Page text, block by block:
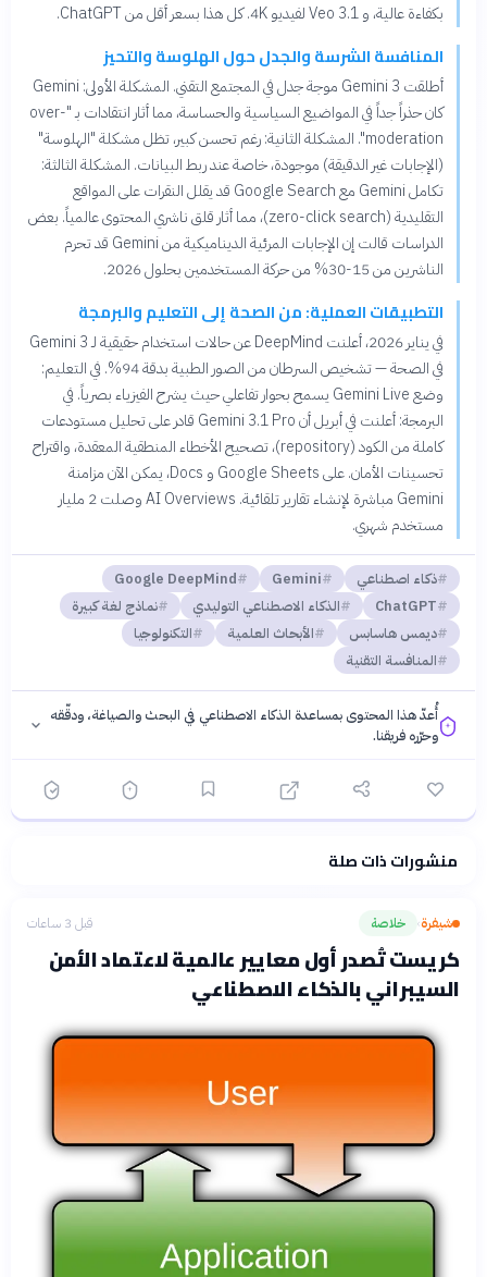
بكفاءة عالية، و Veo 3.1 لفيديو 4K. كل هذا بسعر أقل من ChatGPT.
المنافسة الشرسة والجدل حول الهلوسة والتحيز
أطلقت Gemini 3 موجة جدل في المجتمع التقني. المشكلة الأولى: Gemini
كان حذراً جداً في المواضيع السياسية والحساسة، مما أثار انتقادات بـ "over-
moderation". المشكلة الثانية: رغم تحسن كبير، تظل مشكلة "الهلوسة"
(الإجابات غير الدقيقة) موجودة، خاصة عند ربط البيانات. المشكلة الثالثة:
تكامل Gemini مع Google Search قد يقلل النقرات على المواقع
التقليدية (zero-click search)، مما أثار قلق ناشري المحتوى عالمياً. بعض
الدراسات قالت إن الإجابات المرئية الديناميكية من Gemini قد تحرم
الناشرين من 15-30% من حركة المستخدمين بحلول 2026.
التطبيقات العملية: من الصحة إلى التعليم والبرمجة
في يناير 2026، أعلنت DeepMind عن حالات استخدام حقيقية لـ Gemini 3
في الصحة — تشخيص السرطان من الصور الطبية بدقة 94%. في التعليم:
وضع Gemini Live يسمح بحوار تفاعلي حيث يشرح الفيزياء بصرياً. في
البرمجة: أعلنت في أبريل أن Gemini 3.1 Pro قادر على تحليل مستودعات
كاملة من الكود (repository)، تصحيح الأخطاء المنطقية المعقدة، واقتراح
تحسينات الأمان. على Google Sheets و Docs، يمكن الآن مزامنة
Gemini مباشرة لإنشاء تقارير تلقائية. AI Overviews وصلت 2 مليار
مستخدم شهري.
ذكاء اصطناعي Gemini
Google DeepMind
ChatGPT
الذكاء الاصطناعي التوليدي
نماذج لغة كبيرة
ديمس هاسابس
الأبحاث العلمية
التكنولوجيا
المنافسة التقنية
أُعدّ هذا المحتوى بمساعدة الذكاء الاصطناعي في البحث والصياغة، ودقّقه
وحرّره فريقنا.
فلسفتنا المعرفية· سياسة الذكاء الاصطناعيمنشورات ذات صلة
شيفرة› خلاصة قبل 3 ساعات
كريست تُصدر أول معايير عالمية لاعتماد الأمن
السيبراني بالذكاء الاصطناعي